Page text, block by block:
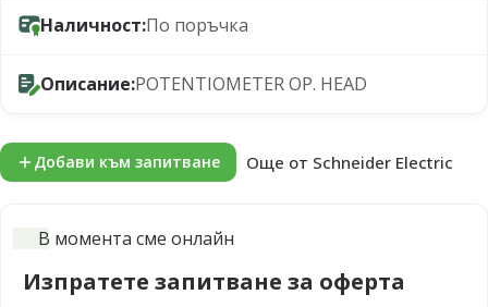
Наличност:По поръчка
Описание:POTENTIOMETER OP. HEAD
Добави към запитване Още от Schneider Electric
В момента сме онлайн
Изпратете запитване за оферта